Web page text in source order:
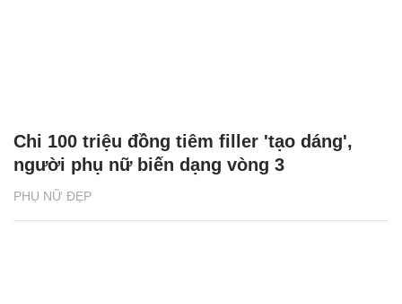
PHỤ NỮ ĐẸP
Chi 100 triệu đồng tiêm filler 'tạo dáng',
người phụ nữ biến dạng vòng 3